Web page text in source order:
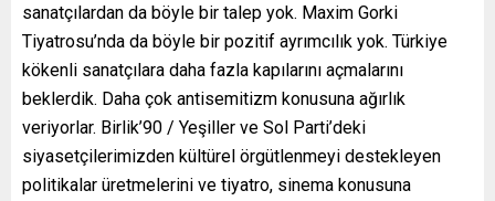
sanatçılardan da böyle bir talep yok. Maxim Gorki
Tiyatrosu’nda da böyle bir pozitif ayrımcılık yok. Türkiye
kökenli sanatçılara daha fazla kapılarını açmalarını
beklerdik. Daha çok antisemitizm konusuna ağırlık
veriyorlar. Birlik’90 / Yeşiller ve Sol Parti’deki
siyasetçilerimizden kültürel örgütlenmeyi destekleyen
politikalar üretmelerini ve tiyatro, sinema konusuna